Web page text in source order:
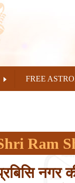
FREE
Ram
नगर